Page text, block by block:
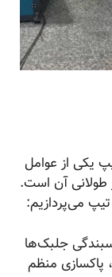
از عوامل
آن است.
می‌پردازیم:
جلبک‌ها
منظم